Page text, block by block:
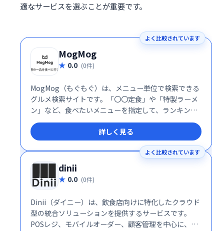
適なサービスを選ぶことが重要です。
よく比較されています
MogMog
0.0 (0件)
MogMog（もぐもぐ）は、メニュー単位で検索できる
グルメ検索サイトです。「〇〇定食」や「特製ラーメ
ン」など、食べたいメニューを指定して、ランキング
形式でお店を探せます。 豊富なメニュー情報から、あ
なたの食べたい一品を見つけましょう！
詳しく見る
よく比較されています
dinii
0.0 (0件)
Dinii（ダイニー）は、飲食店向けに特化したクラウド
型の統合ソリューションを提供するサービスです。
POSレジ、モバイルオーダー、顧客管理を中心に、あ